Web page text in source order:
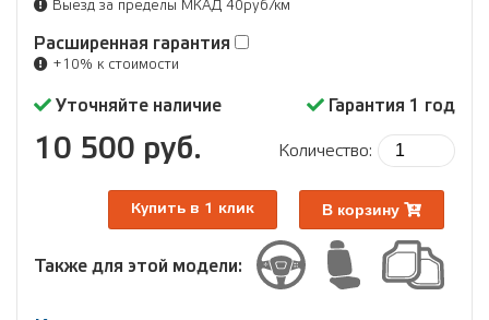
Выезд за пределы МКАД 40руб/км
Расширенная гарантия
+10% к стоимости
Уточняйте наличие Гарантия 1 год
10 500 руб. Количество:
Купить в 1 клик В корзину
Также для этой модели: